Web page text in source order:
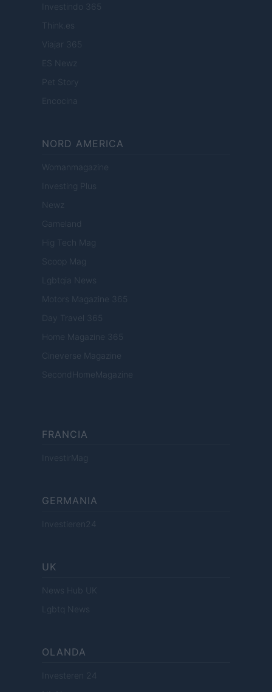
Investindo 365
Think.es
Viajar 365
ES Newz
Pet Story
Encocina
NORD AMERICA
Womanmagazine
Investing Plus
Newz
Gameland
Hig Tech Mag
Scoop Mag
Lgbtqia News
Motors Magazine 365
Day Travel 365
Home Magazine 365
Cineverse Magazine
SecondHomeMagazine
FRANCIA
InvestirMag
GERMANIA
Investieren24
UK
News Hub UK
Lgbtq News
OLANDA
Investeren 24